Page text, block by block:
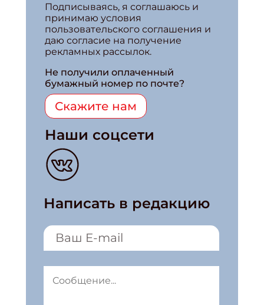
Подписываясь, я соглашаюсь и
принимаю условия
пользовательского соглашения и
даю согласие на получение
рекламных рассылок.
Не получили оплаченный
бумажный номер по почте?
Скажите нам
Наши соцсети
Написать в редакцию